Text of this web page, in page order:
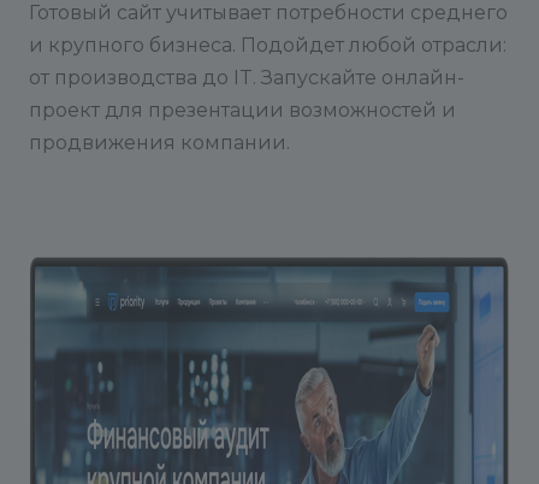
Готовый сайт учитывает потребности среднего
и крупного бизнеса. Подойдет любой отрасли:
от производства до IT. Запускайте онлайн-
проект для презентации возможностей и
продвижения компании.